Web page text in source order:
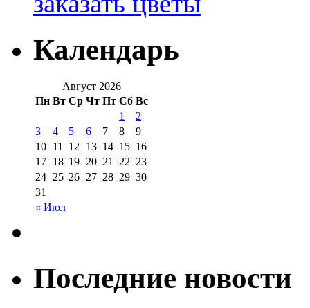
Календарь
Август 2026
Пн Вт Ср Чт Пт Сб Вс
« Июл
1
2
3
4 5 6 7 8
9
10 11 12 13 14 15 16
17 18 19 20 21 22 23
24 25 26 27 28 29 30
31
Последние новости